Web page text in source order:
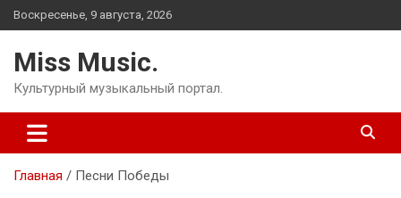
Перейти
к
Воскресенье, 9 августа, 2026
Miss Music.
Культурный музыкальный портал.
Главная Песни Победы